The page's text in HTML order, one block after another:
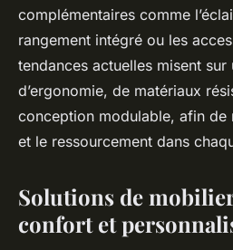
complémentaires comme
rangement intégré ou les
tendances actuelles misent sur
d’ergonomie, de matériaux
conception modulable, afin de
et le ressourcement dans
Solutions de
confort et